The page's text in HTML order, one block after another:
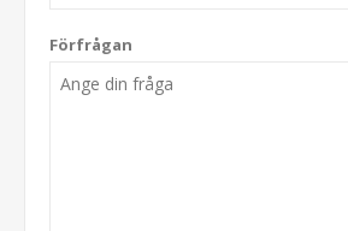
Förfrågan